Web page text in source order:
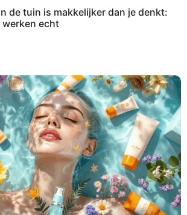
de tuin is makkelijker dan je denkt:
echt